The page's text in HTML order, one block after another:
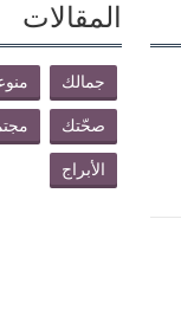
المقالات
جمالك
صحّتك
الأبراج